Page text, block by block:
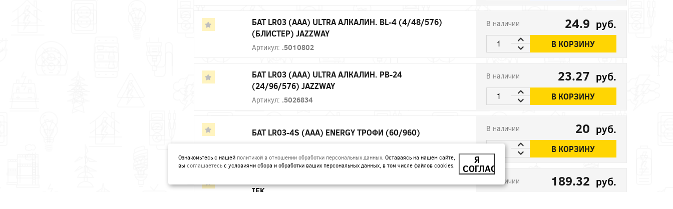
БАТ LR03 (AAA) ULTRA АЛКАЛИН. BL-4 (4/48/576)
(БЛИСТЕР) JAZZWAY
Артикул: .5010802
В наличии 24.9 руб.
В КОРЗИНУ
БАТ LR03 (AAA) ULTRA АЛКАЛИН. PB-24
(24/96/576) JAZZWAY
Артикул: .5026834
В наличии 23.27 руб.
В КОРЗИНУ
БАТ LR03-4S (ААА) ENERGY ТРОФИ (60/960) В наличии 20 руб.
В КОРЗИНУ
IEK
В наличии 189.32 руб.
Ознакомьтесь с нашей политикой в отношении обработки персональных данных. Оставаясь на нашем сайте,
вы соглашаетесь с условиями сбора и обработки ваших персональных данных, в том числе файлов cookies. Я
СОГЛАСЕН